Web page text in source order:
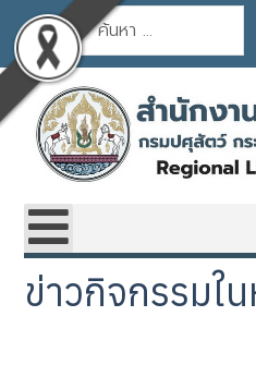
การค้นหา
ข่าวกิจกรรมใ